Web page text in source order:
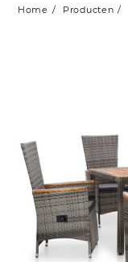
Home Producten